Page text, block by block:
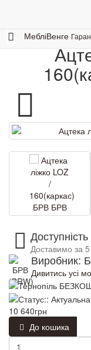
МебліВенге
Доставимо за 5
Виробник:
Дивитись усі
10 640грн
До кошика